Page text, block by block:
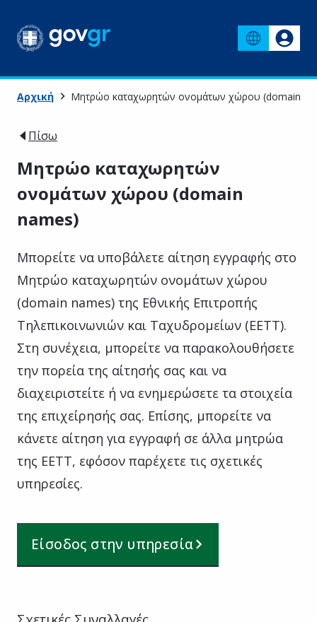
Αρχική Μητρώο καταχωρητών ονομάτων χώρου (domain
Πίσω
Μητρώο καταχωρητών
ονομάτων χώρου (domain
names)
Μπορείτε να υποβάλετε αίτηση εγγραφής στο
Μητρώο καταχωρητών ονομάτων χώρου
(domain names) της Εθνικής Επιτροπής
Τηλεπικοινωνιών και Ταχυδρομείων (ΕΕΤΤ).
Στη συνέχεια, μπορείτε να παρακολουθήσετε
την πορεία της αίτησής σας και να
διαχειριστείτε ή να ενημερώσετε τα στοιχεία
της επιχείρησής σας. Επίσης, μπορείτε να
κάνετε αίτηση για εγγραφή σε άλλα μητρώα
της ΕΕΤΤ, εφόσον παρέχετε τις σχετικές
υπηρεσίες.
Είσοδος στην υπηρεσία